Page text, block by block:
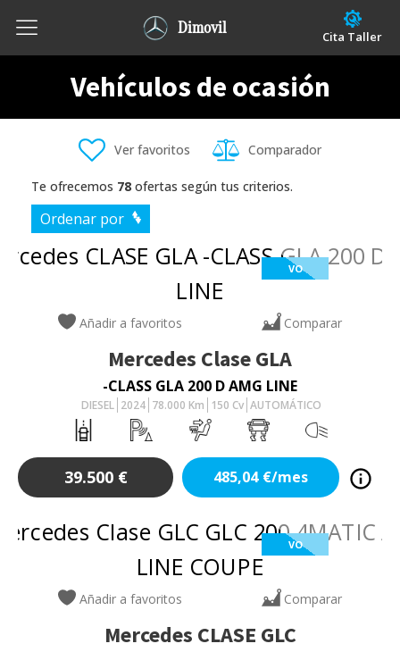
Dimovil Cita Taller
Vehículos de ocasión
Ver favoritos Comparador
Te ofrecemos 78 ofertas según tus criterios.
Ordenar por
VO
Añadir a favoritos Comparar
Mercedes Clase GLA
-CLASS GLA 200 D AMG LINE
DIESEL 2024 78.000 Km 150 Cv AUTOMÁTICO
39.500 € 485,04 €/mes
VO
Añadir a favoritos Comparar
Mercedes CLASE GLC